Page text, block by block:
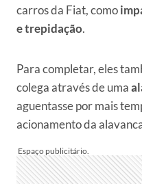
carros da Fiat, como
e trepidação.
Para completar, eles
colega através de uma
aguentasse por mais
acionamento da